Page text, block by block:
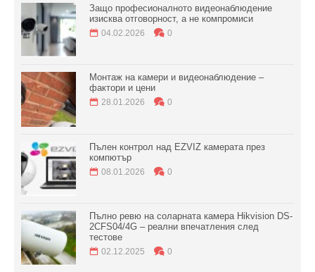
Защо професионалното видеонаблюдение
изисква отговорност, а не компромиси
04.02.2026 0
Монтаж на камери и видеонаблюдение –
фактори и цени
28.01.2026 0
Пълен контрол над EZVIZ камерата през
компютър
08.01.2026 0
Пълно ревю на соларната камера Hikvision DS-
2CFS04/4G – реални впечатления след
тестове
02.12.2025 0